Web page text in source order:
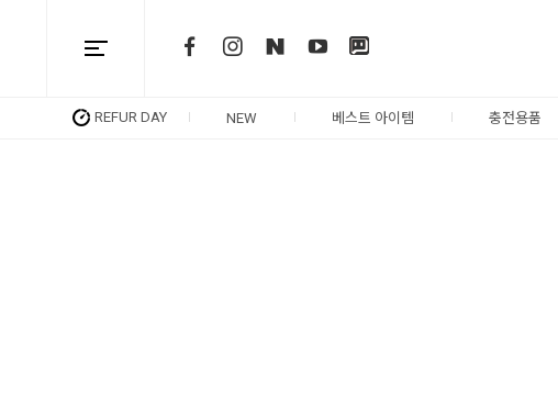
REFUR DAY NEW 베스트 아이템 충전용품